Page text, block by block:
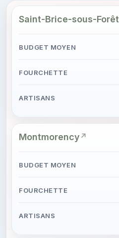
Saint-Brice-sous-Forêt
Montmorency